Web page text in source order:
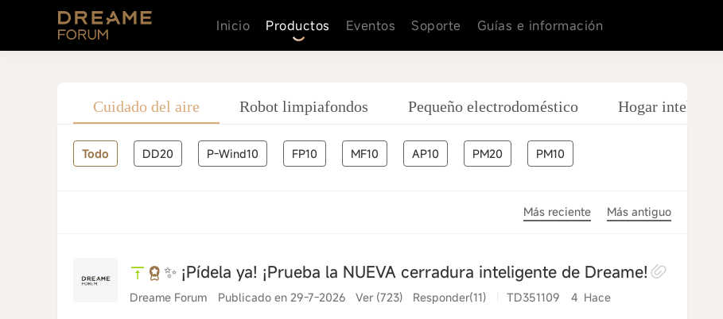
Inicio Productos Eventos Soporte Guías e información
Cuidado del aire Robot limpiafondos Pequeño electrodoméstico Hogar inteligente
Todo DD20 P-Wind10 FP10 MF10 AP10 PM20 PM10
Más reciente Más antiguo
✨ ¡Pídela ya! ¡Prueba la NUEVA cerradura inteligente de Dreame!
Dreame Forum Publicado en 29-7-2026 Ver (723) Responder(11) TD351109 4 Hace